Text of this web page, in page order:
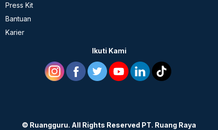
Press Kit
Bantuan
Karier
Ikuti Kami
© Ruangguru. All Rights Reserved PT. Ruang Raya